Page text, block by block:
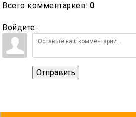
Всего комментариев: 0
Войдите:
Отправить